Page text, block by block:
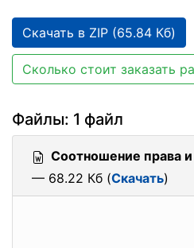
Скачать в ZIP (65.84 Кб)
Сколько стоит заказать
Файлы: 1 файл
Соотношение права
— 68.22 Кб (Скачать)